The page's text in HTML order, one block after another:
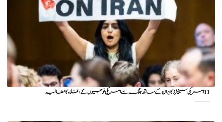
11 امریکی سینیٹرز کا ایران کے ساتھ جنگ سے امریکی فوجیوں کے انخلاء کا مطالبہ